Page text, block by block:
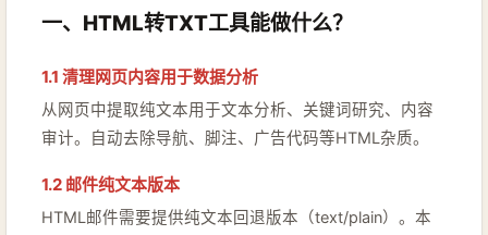
一、HTML转TXT工具能做什么？
1.1 清理网页内容用于数据分析
从网页中提取纯文本用于文本分析、关键词研究、内容
审计。自动去除导航、脚注、广告代码等HTML杂质。
1.2 邮件纯文本版本
HTML邮件需要提供纯文本回退版本（text/plain）。本